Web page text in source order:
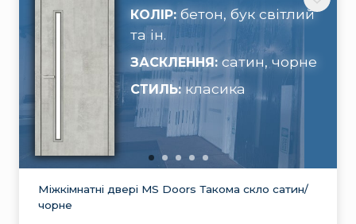
КОЛІР: бетон, бук світлий
та ін.
ЗАСКЛЕННЯ: сатин, чорне
СТИЛЬ:класика
Міжкімнатні двері MS Doors Такома скло сатин/
чорне